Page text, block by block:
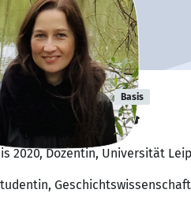
Richter Basis
vor dem Abschluss. 🎓
2020, Dozentin, Universität